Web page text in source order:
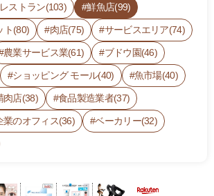
レストラン(103) 鮮魚店(99)
ト(80) 肉店(75) サービスエリア(74)
農業サービス業(61) ブドウ園(46)
ショッピング モール(40) 魚市場(40)
肉店(38) 食品製造業者(37)
業のオフィス(36) ベーカリー(32)